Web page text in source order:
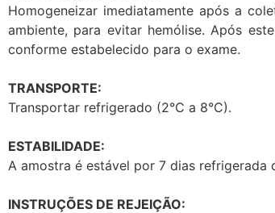
Homogeneizar imediatamente após a
ambiente, para evitar hemólise. Após
conforme estabelecido para o exame.
TRANSPORTE:
Transportar refrigerado (2°C a 8°C).
ESTABILIDADE:
A amostra é estável por 7 dias refrigerada
INSTRUÇÕES DE REJEIÇÃO: